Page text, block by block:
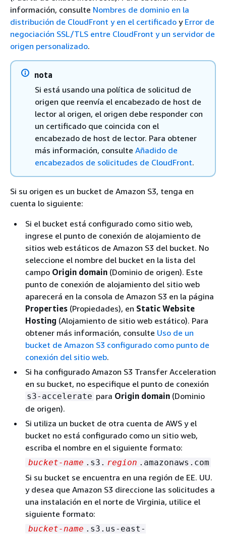
información, consulte Nombres de dominio en la
distribución de CloudFront y en el certificado y Error de
negociación SSL/TLS entre CloudFront y un servidor de
origen personalizado.
nota
Si está usando una política de solicitud de
origen que reenvía el encabezado de host de
lector al origen, el origen debe responder con
un certificado que coincida con el
encabezado de host de lector. Para obtener
más información, consulte Añadido de
encabezados de solicitudes de CloudFront.
Si su origen es un bucket de Amazon S3, tenga en
cuenta lo siguiente:
Si el bucket está configurado como sitio web,
ingrese el punto de conexión de alojamiento de
sitios web estáticos de Amazon S3 del bucket. No
seleccione el nombre del bucket en la lista del
campo Origin domain (Dominio de origen). Este
punto de conexión de alojamiento del sitio web
aparecerá en la consola de Amazon S3 en la página
Properties (Propiedades), en Static Website
Hosting (Alojamiento de sitio web estático). Para
obtener más información, consulte Uso de un
bucket de Amazon S3 configurado como punto de
conexión del sitio web.
Si ha configurado Amazon S3 Transfer Acceleration
en su bucket, no especifique el punto de conexión
s3-accelerate para Origin domain (Dominio
de origen).
Si utiliza un bucket de otra cuenta de AWS y el
bucket no está configurado como un sitio web,
escriba el nombre en el siguiente formato:
bucket-name .s3. region .amazonaws.com
Si su bucket se encuentra en una región de EE. UU.
y desea que Amazon S3 direccione las solicitudes a
una instalación en el norte de Virginia, utilice el
siguiente formato:
bucket-name .s3.us-east-